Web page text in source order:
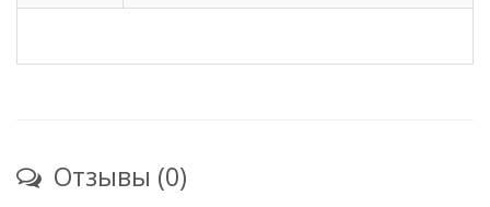
Отзывы (0)